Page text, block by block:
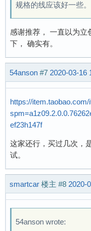
规格的线应该好一些。
感谢推荐， 一直以为立
下， 确实有。
54anson #7 2020-03-16
https://
ef23h147f
这家还行，买过几次，
试。
smartcar 楼主 #8 2020-
54anson wrote: